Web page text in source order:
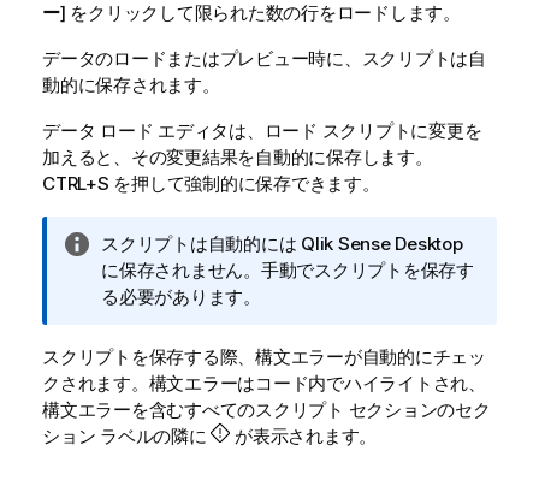
ー] をクリックして限られた数の行をロードします。
データのロードまたはプレビュー時に、スクリプトは自
動的に保存されます。
データ ロード エディタは、ロード スクリプトに変更を
加えると、その変更結果を自動的に保存します。
CTRL+S を押して強制的に保存できます。
情
報
メ
スクリプトは自動的には Qlik Sense Desktop
に保存されません。手動でスクリプトを保存す
る必要があります。
スクリプトを保存する際、構文エラーが自動的にチェッ
クされます。構文エラーはコード内でハイライトされ、
構文エラーを含むすべてのスクリプト セクションのセク
ション ラベルの隣に
が表示されます。